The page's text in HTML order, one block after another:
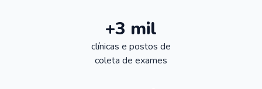
+3 mil
clínicas e postos de
coleta de exames